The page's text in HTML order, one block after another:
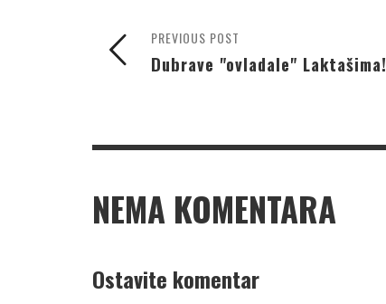
PREVIOUS POST
Dubrave "ovladale" Laktašima!
NEMA KOMENTARA
Ostavite komentar